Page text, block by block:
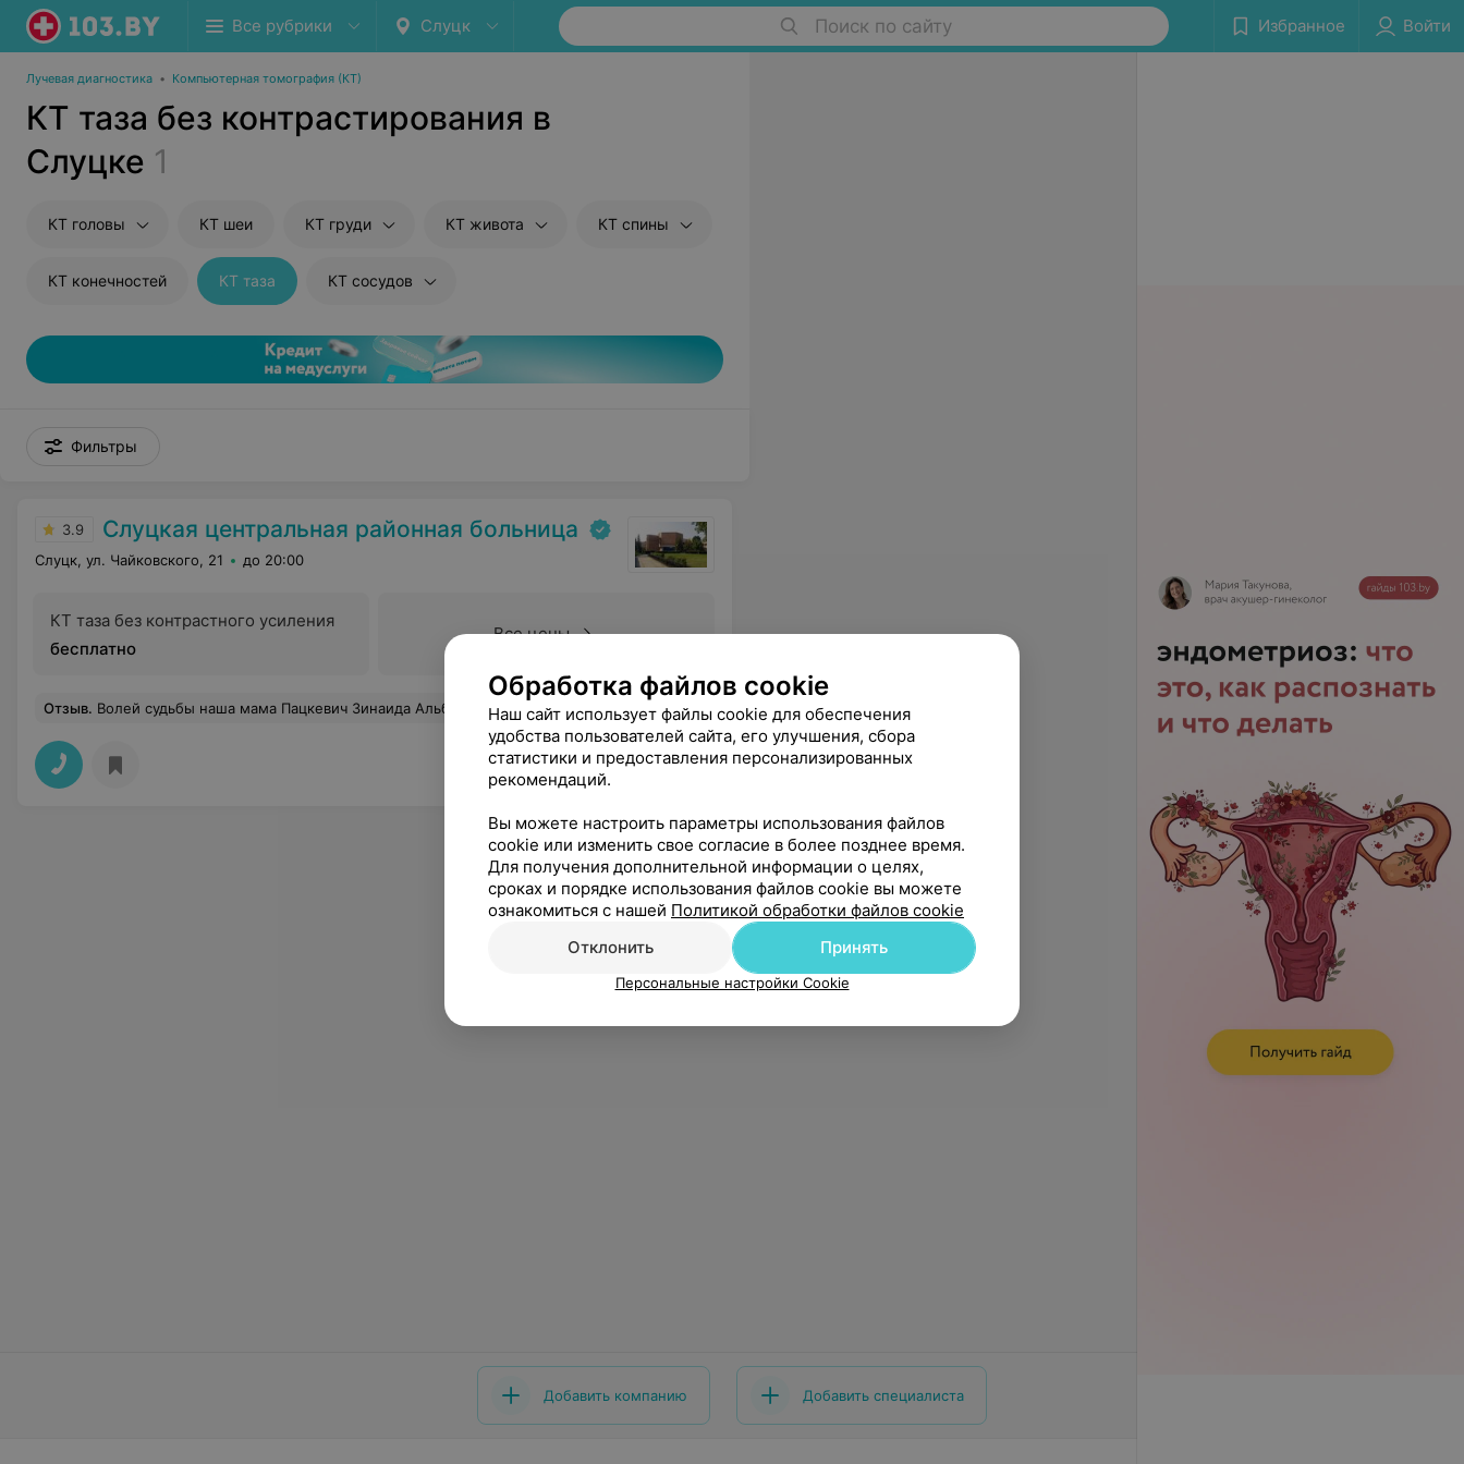
Все рубрики Слуцк Поиск по сайту Избранное Войти
Лучевая диагностика • Компьютерная томография (КТ)
КТ таза без контрастирования в
Слуцке 1
КТ головы КТ шеи КТ груди КТ живота КТ спины
КТ конечностей КТ таза КТ сосудов
Фильтры
3.9 Слуцкая центральная районная больница
Слуцк, ул. Чайковского, 21 до 20:00
КТ таза без контрастного усиления
бесплатно
Все цены
Отзыв. Волей судьбы наша мама Пацкевич Зинаида Альбертовна оказалась в травматологическом отделении .Ей сделали операцию.Хотим выразить особую благадарность врачу- оператору, заведующему отделения Акаемову Юрию Викторовичу за его высокий професионализм и хорошее отношение .А также выражаем благодарность ассистентам И. В.и Н.П,анестезиологу Ю.А. и операционной медсестре В .А В этом отделении очень хороший , чуткий коллектив.Хотим пожелать им крепкого здоровья ,удачи и терпенья в их не лёгком труде.С увожением и огромной благодарностью от ее детей! Еще
Добавить компанию Добавить специалиста
Обработка файлов cookie
Наш сайт использует файлы cookie для обеспечения
удобства пользователей сайта, его улучшения, сбора
статистики и предоставления персонализированных
рекомендаций.
Вы можете настроить параметры использования файлов
cookie или изменить свое согласие в более позднее время.
Для получения дополнительной информации о целях,
сроках и порядке использования файлов cookie вы можете
ознакомиться с нашей Политикой обработки файлов cookie
Отклонить
Принять
Персональные настройки Cookie